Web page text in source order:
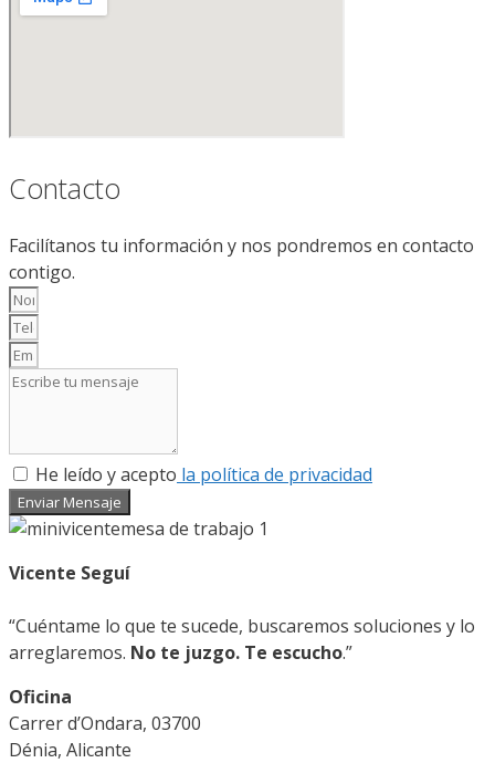
Contacto
Facilítanos tu información y nos pondremos en contacto
contigo.
He leído y acepto la política de privacidad
Enviar Mensaje
Vicente Seguí
“Cuéntame lo que te sucede, buscaremos soluciones y lo
arreglaremos. No te juzgo. Te escucho.”
Oficina
Carrer d’Ondara, 03700
Dénia, Alicante